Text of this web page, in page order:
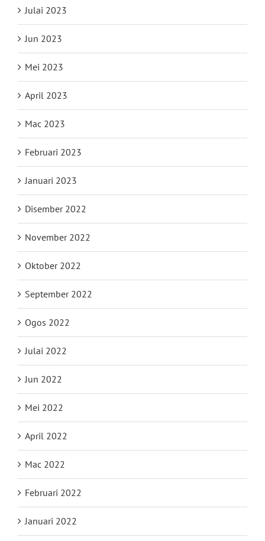
Julai 2023
Jun 2023
Mei 2023
April 2023
Mac 2023
Februari 2023
Januari 2023
Disember 2022
November 2022
Oktober 2022
September 2022
Ogos 2022
Julai 2022
Jun 2022
Mei 2022
April 2022
Mac 2022
Februari 2022
Januari 2022